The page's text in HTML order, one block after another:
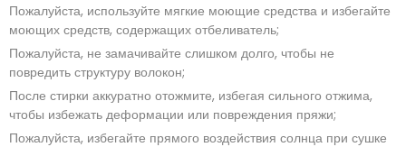
Пожалуйста, используйте мягкие моющие средства и избегайте
моющих средств, содержащих отбеливатель;
Пожалуйста, не замачивайте слишком долго, чтобы не
повредить структуру волокон;
После стирки аккуратно отожмите, избегая сильного отжима,
чтобы избежать деформации или повреждения пряжи;
Пожалуйста, избегайте прямого воздействия солнца при сушке